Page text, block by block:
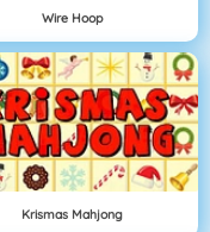
Wire Hoop
Krismas Mahjong